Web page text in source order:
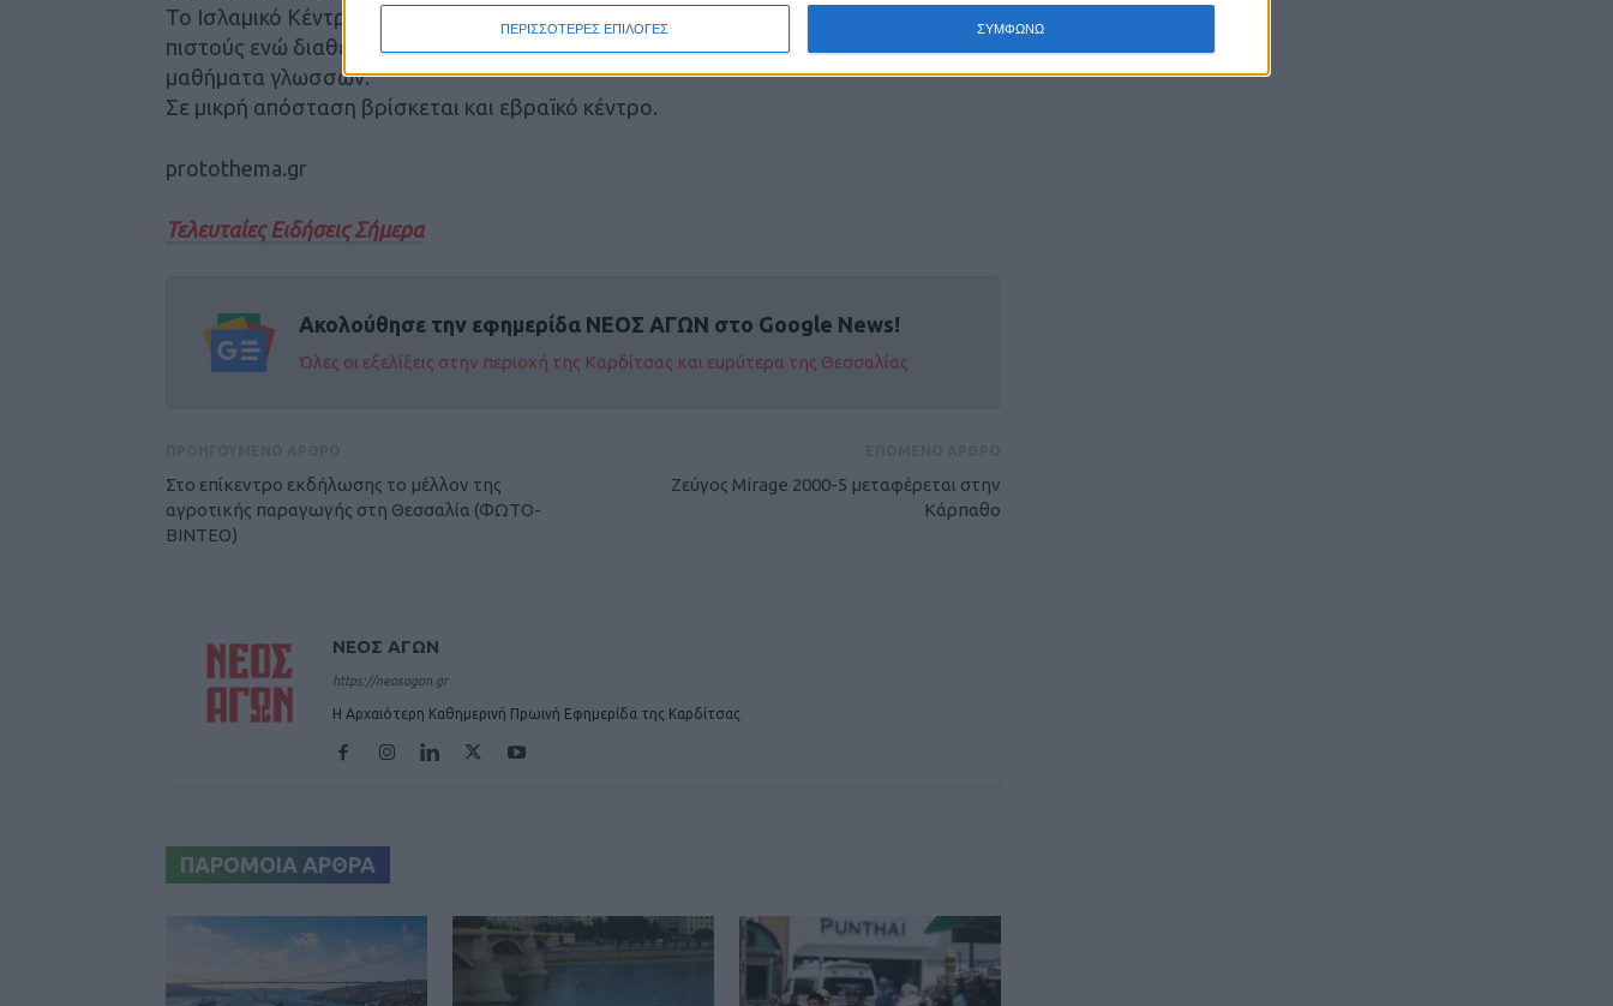
ΠΕΡΙΣΣΟΤΕΡΕΣ ΕΠΙΛΟΓΕΣ ΣΥΜΦΩΝΩ
Το Ισλαμικό Κέντρο είναι το μεγαλύτερο στην κομητεία του Σαν Ντιέγκο. Έχει 5.000
πιστούς ενώ διαθέτει και σχολείο όπου γίνονται θρησκευτικά μαθήματα, όπως και
μαθήματα γλωσσών.
Σε μικρή απόσταση βρίσκεται και εβραϊκό κέντρο.
protothema.gr
Τελευταίες Ειδήσεις Σήμερα
Ακολούθησε την εφημερίδα ΝΕΟΣ ΑΓΩΝ στο Google News!
Όλες οι εξελίξεις στην περιοχή της Καρδίτσας και ευρύτερα της Θεσσαλίας
Στο επίκεντρο εκδήλωσης το μέλλον της
αγροτικής παραγωγής στη Θεσσαλία (ΦΩΤΟ-
ΒΙΝΤΕΟ)
Ζεύγος Mirage 2000-5 μεταφέρεται στην
Κάρπαθο
ΝΕΟΣ ΑΓΩΝ
https://neosagon.gr
Η Αρχαιότερη Καθημερινή Πρωινή Εφημερίδα της Καρδίτσας
ΠΑΡΟΜΟΙΑ ΑΡΘΡΑ